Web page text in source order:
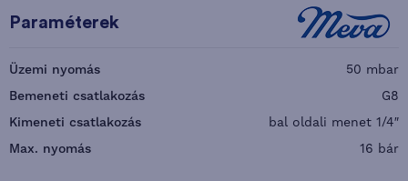
Paraméterek
Üzemi nyomás
50 mbar
Bemeneti csatlakozás
G8
Kimeneti csatlakozás
bal oldali menet 1/4″
Max. nyomás
16 bár